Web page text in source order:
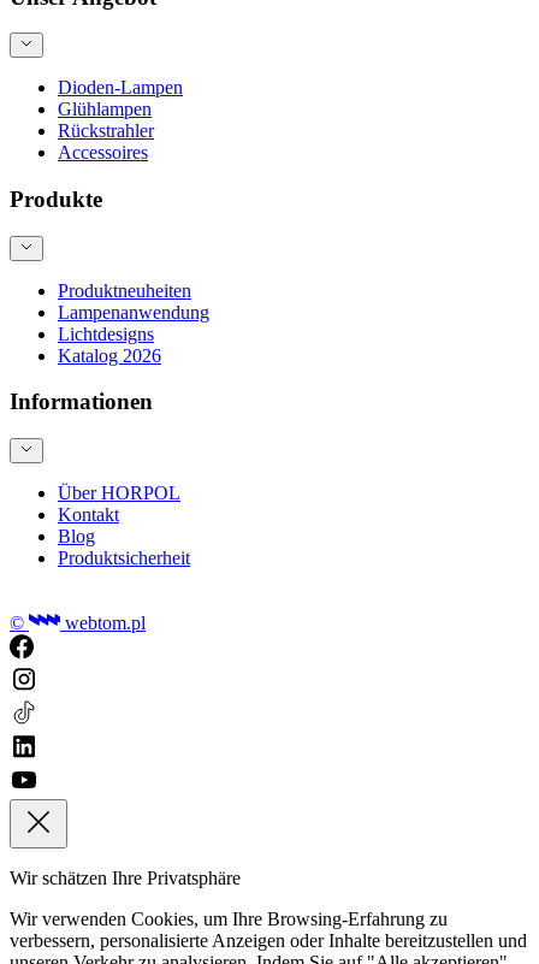
Dioden-Lampen
Glühlampen
Rückstrahler
Accessoires
Produkte
Produktneuheiten
Lampenanwendung
Lichtdesigns
Katalog 2026
Informationen
Über HORPOL
Kontakt
Blog
Produktsicherheit
© webtom.pl
Wir schätzen Ihre Privatsphäre
Wir verwenden Cookies, um Ihre Browsing-Erfahrung zu
verbessern, personalisierte Anzeigen oder Inhalte bereitzustellen und